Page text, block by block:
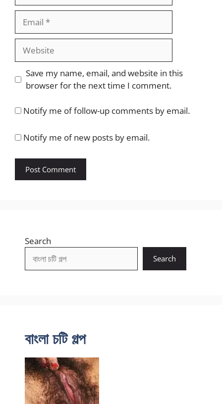
Website
Save my name, email, and website in this
browser for the next time I comment.
Notify me of follow-up comments by email.
Notify me of new posts by email.
Search
Search
বাংলা চটি গল্প